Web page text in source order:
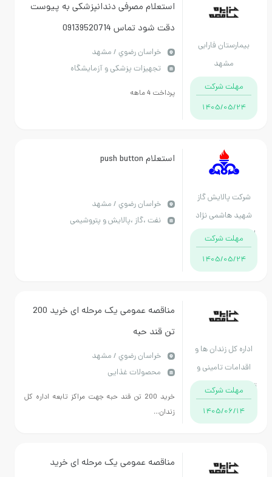
فارابی
مهلت شرکت
1405/05/24
استعلام مصرفی دندانپزشکی به پیوست
دقت شود تماس 09139520714
خراسان رضوي / مشهد
تجهیزات پزشکی و آزمایشگاه
پرداخت 4 ماهه
پالایش گاز
هاشمی نژاد
خراسان رضوی
مهلت شرکت
1405/05/24
استعلام push button
خراسان رضوي / مشهد
نفت ،گاز ،پالایش و پتروشیمی
کل زندان ها و
تامینی و
استان خراسان
مهلت شرکت
1405/06/14
مناقصه عمومی یک مرحله ای خرید 200
تن قند حبه
خراسان رضوي / مشهد
محصولات غذایی
خرید 200 تن قند حبه جهت مراکز تابعه اداره کل
مناقصه عمومی یک مرحله ای خرید